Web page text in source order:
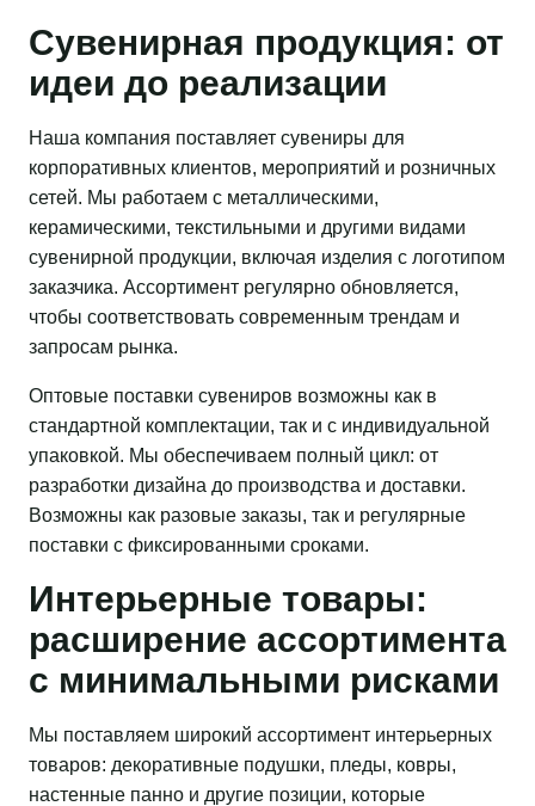
Сувенирная продукция: от
идеи до реализации
Наша компания поставляет сувениры для
корпоративных клиентов, мероприятий и розничных
сетей. Мы работаем с металлическими,
керамическими, текстильными и другими видами
сувенирной продукции, включая изделия с логотипом
заказчика. Ассортимент регулярно обновляется,
чтобы соответствовать современным трендам и
запросам рынка.
Оптовые поставки сувениров возможны как в
стандартной комплектации, так и с индивидуальной
упаковкой. Мы обеспечиваем полный цикл: от
разработки дизайна до производства и доставки.
Возможны как разовые заказы, так и регулярные
поставки с фиксированными сроками.
Интерьерные товары:
расширение ассортимента
с минимальными рисками
Мы поставляем широкий ассортимент интерьерных
товаров: декоративные подушки, пледы, ковры,
настенные панно и другие позиции, которые